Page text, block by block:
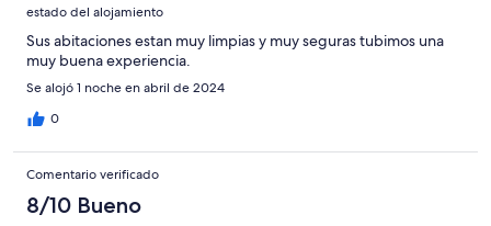
estado del alojamiento
Sus abitaciones estan muy limpias y muy seguras tubimos una
muy buena experiencia.
Se alojó 1 noche en abril de 2024
0
Comentario verificado
8/10 Bueno